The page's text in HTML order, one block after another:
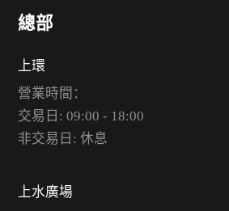
總部
上環
營業時間：
交易日: 09:00 - 18:00
非交易日: 休息
上水廣場